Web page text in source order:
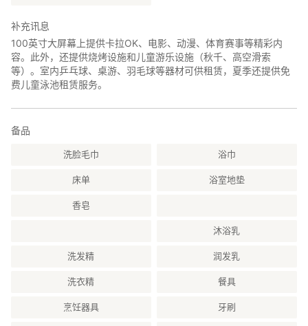
8 位客人 59,400 日元
9 位客人 64,350 日元
10 位客人 69,300 日元
11 位客人 74,250 日元
12 位客人 79,200 日元
13 位客人 84,150 日元
16 位客人 99,000 日元
18 位客人 108,900 日元
20 位客人 118,800 日元
21 位客人 123,750 日元
22 位及以上客人，请咨询。
补充讯息
100英寸大屏幕上提供卡拉OK、电影、动漫、体育赛事等精彩内
容。此外，还提供烧烤设施和儿童游乐设施（秋千、高空滑索
等）。室内乒乓球、桌游、羽毛球等器材可供租赁，夏季还提供免
费儿童泳池租赁服务。
备品
洗脸毛巾 浴巾
床单 浴室地垫
香皂
沐浴乳
洗发精 润发乳
洗衣精 餐具
烹饪器具 牙刷